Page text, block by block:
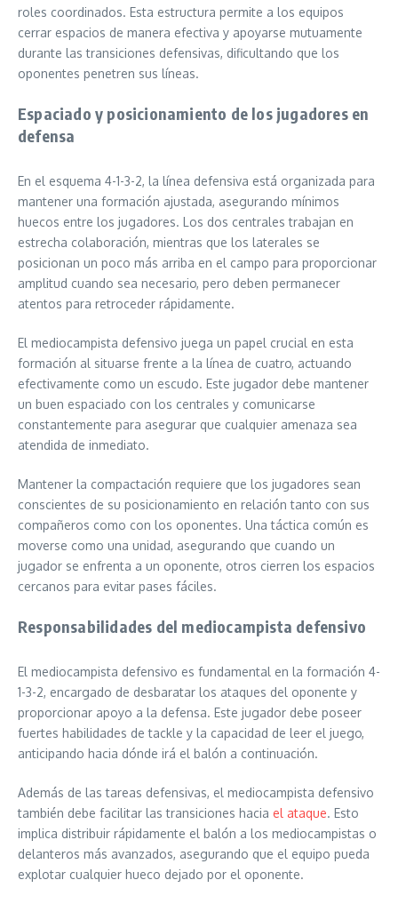
roles coordinados. Esta estructura permite a los equipos
cerrar espacios de manera efectiva y apoyarse mutuamente
durante las transiciones defensivas, dificultando que los
oponentes penetren sus líneas.
Espaciado y posicionamiento de los jugadores en
defensa
En el esquema 4-1-3-2, la línea defensiva está organizada para
mantener una formación ajustada, asegurando mínimos
huecos entre los jugadores. Los dos centrales trabajan en
estrecha colaboración, mientras que los laterales se
posicionan un poco más arriba en el campo para proporcionar
amplitud cuando sea necesario, pero deben permanecer
atentos para retroceder rápidamente.
El mediocampista defensivo juega un papel crucial en esta
formación al situarse frente a la línea de cuatro, actuando
efectivamente como un escudo. Este jugador debe mantener
un buen espaciado con los centrales y comunicarse
constantemente para asegurar que cualquier amenaza sea
atendida de inmediato.
Mantener la compactación requiere que los jugadores sean
conscientes de su posicionamiento en relación tanto con sus
compañeros como con los oponentes. Una táctica común es
moverse como una unidad, asegurando que cuando un
jugador se enfrenta a un oponente, otros cierren los espacios
cercanos para evitar pases fáciles.
Responsabilidades del mediocampista defensivo
El mediocampista defensivo es fundamental en la formación 4-
1-3-2, encargado de desbaratar los ataques del oponente y
proporcionar apoyo a la defensa. Este jugador debe poseer
fuertes habilidades de tackle y la capacidad de leer el juego,
anticipando hacia dónde irá el balón a continuación.
Además de las tareas defensivas, el mediocampista defensivo
también debe facilitar las transiciones hacia el ataque. Esto
implica distribuir rápidamente el balón a los mediocampistas o
delanteros más avanzados, asegurando que el equipo pueda
explotar cualquier hueco dejado por el oponente.